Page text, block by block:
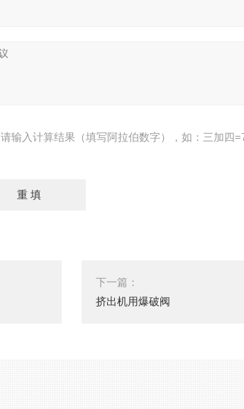
请输入计算结果（填写阿拉伯数字），如：三加四
下一篇：
挤出机用爆破阀